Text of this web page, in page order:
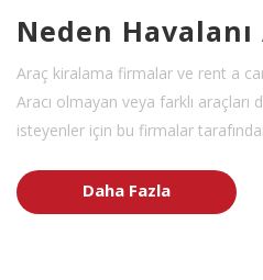
Neden
Araç kiralama firmalar ve rent a
Aracı olmayan veya farklı araçları
isteyenler için bu firmalar
Daha Fazla